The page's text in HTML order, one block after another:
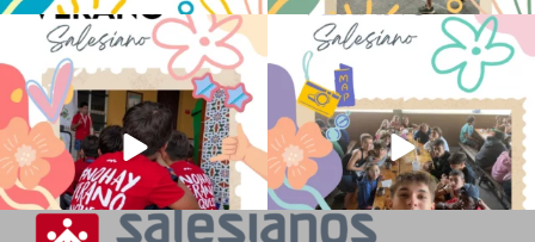
No hay verano sin que sea Salesiano ❤️
💫 en Luz 4
...
0
viviendo la alegría en el campamento
...